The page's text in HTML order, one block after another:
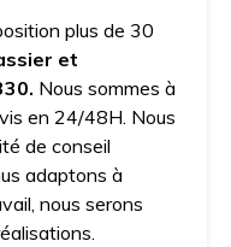
plus de 30
et
Nous sommes à
en 24/48H. Nous
de conseil
adaptons à
nous serons